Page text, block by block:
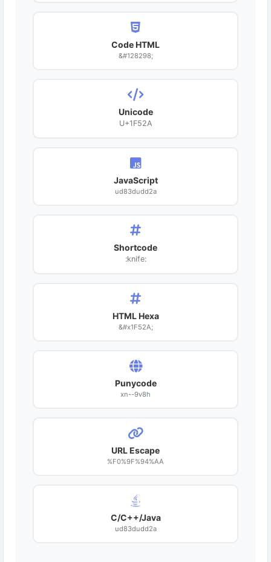
Code HTML
&#128298;
Unicode
U+1F52A
JavaScript
ud83dudd2a
Shortcode
:knife:
HTML Hexa
&#x1F52A;
Punycode
xn--9v8h
URL Escape
%F0%9F%94%AA
C/C++/Java
ud83dudd2a